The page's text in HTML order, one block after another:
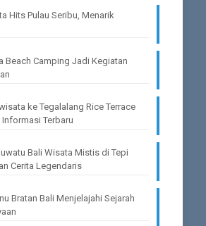
Hits Pulau Seribu, Menarik
Beach Camping Jadi Kegiatan
ke Tegalalang Rice Terrace
Terbaru
Bali Wisata Mistis di Tepi
Cerita Legendaris
Bratan Bali Menjelajahi Sejarah